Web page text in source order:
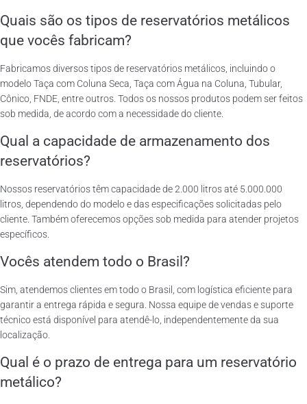
Quais são os tipos de reservatórios metálicos
que vocês fabricam?
Fabricamos diversos tipos de reservatórios metálicos, incluindo o
modelo Taça com Coluna Seca, Taça com Água na Coluna, Tubular,
Cônico, FNDE, entre outros. Todos os nossos produtos podem ser feitos
sob medida, de acordo com a necessidade do cliente.
Qual a capacidade de armazenamento dos
reservatórios?
Nossos reservatórios têm capacidade de 2.000 litros até 5.000.000
litros, dependendo do modelo e das especificações solicitadas pelo
cliente. Também oferecemos opções sob medida para atender projetos
específicos.
Vocês atendem todo o Brasil?
Sim, atendemos clientes em todo o Brasil, com logística eficiente para
garantir a entrega rápida e segura. Nossa equipe de vendas e suporte
técnico está disponível para atendê-lo, independentemente da sua
localização.
Qual é o prazo de entrega para um reservatório
metálico?